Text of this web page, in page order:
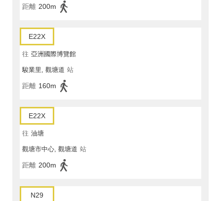
距離 200m
E22X
往 亞洲國際博覽館
駿業里, 觀塘道 站
距離 160m
E22X
往 油塘
觀塘市中心, 觀塘道 站
距離 200m
N29